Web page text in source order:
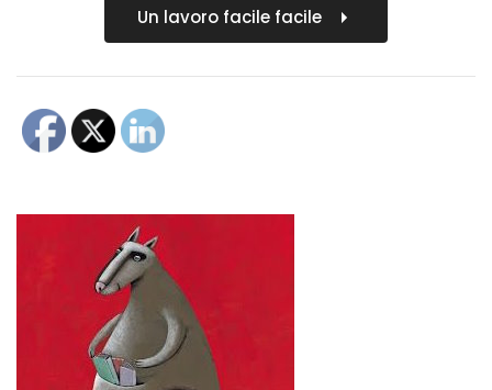
Un lavoro facile facile